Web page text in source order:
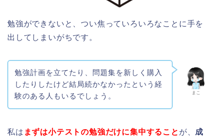
勉強ができないと、つい焦っていろいろなことに手を
出してしまいがちです。
まこ
勉強計画を立てたり、問題集を新しく購入
したりしたけど結局続かなかったという経
験のある人もいるでしょう。
私は まずは小テストの勉強だけに集中すること が、 成